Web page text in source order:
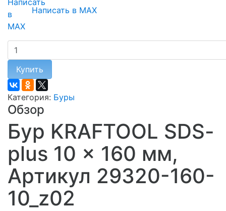
Написать в MAX
Купить
Категория: Буры
Обзор
Бур KRAFTOOL SDS-
plus 10 x 160 мм,
Артикул 29320-160-
10_z02